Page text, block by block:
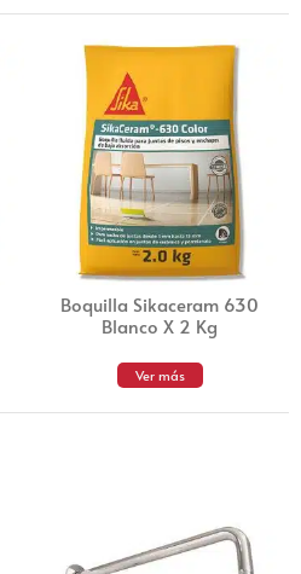
Boquilla Sikaceram 630
Blanco X 2 Kg
Ver más